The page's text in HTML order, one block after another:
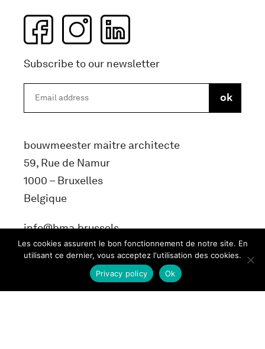
Subscribe to our newsletter
bouwmeester maitre architecte
59, Rue de Namur
1000 – Bruxelles
Belgique
info@bma.brussels
Les cookies assurent le bon fonctionnement de notre site. En
utilisant ce dernier, vous acceptez l'utilisation des cookies.
Ok
Privacy policy